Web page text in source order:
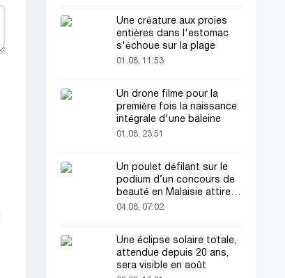
Une créature aux proies
entières dans l'estomac
s'échoue sur la plage
01.08, 11:53
Un drone filme pour la
première fois la naissance
intégrale d'une baleine
01.08, 23:51
Un poulet défilant sur le
podium d’un concours de
beauté en Malaisie attire
l’attention du public
04.08, 07:02
Une éclipse solaire totale,
attendue depuis 20 ans,
sera visible en août